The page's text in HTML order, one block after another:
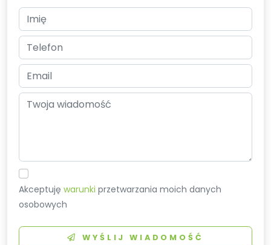
Akceptujęwarunki przetwarzania moich danych
osobowych
WYŚLIJ WIADOMOŚĆ